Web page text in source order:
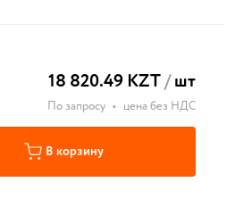
18 820.49 KZT/шт
По запросу • цена без НДС
В корзину